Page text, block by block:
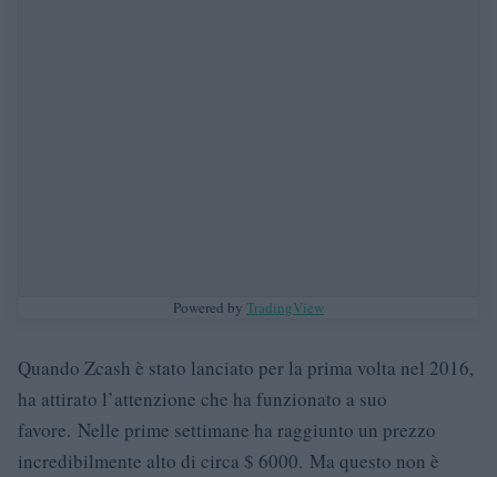
Powered by TradingView
Quando Zcash è stato lanciato per la prima volta nel 2016,
ha attirato l’attenzione che ha funzionato a suo
favore. Nelle prime settimane ha raggiunto un prezzo
incredibilmente alto di circa $ 6000. Ma questo non è